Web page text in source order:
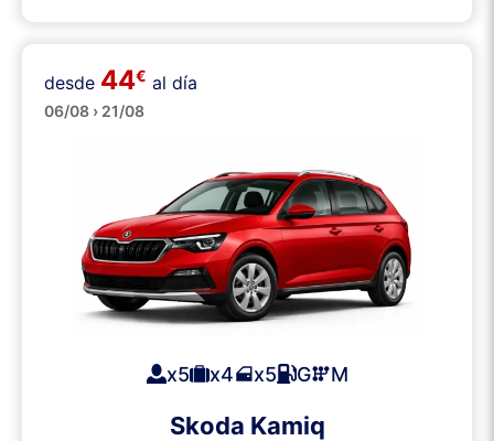
SUVs
desde 44€ al día
06/08 › 21/08
x5 x4 x5 G M
Skoda Kamiq